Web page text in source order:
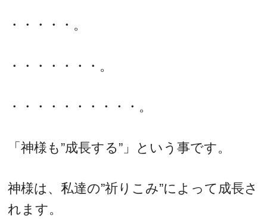
・・・・・。
・・・・・・・。
・・・・・・・・・・。
「神様も”成長する”」という事です。
神様は、私達の”祈りこみ”によって成長さ
れます。